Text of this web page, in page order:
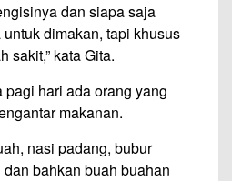
dan siapa saja
dimakan, tapi khusus
sakit,” kata Gita.
hari ada orang yang
makanan.
nasi padang, bubur
bahkan buah buahan